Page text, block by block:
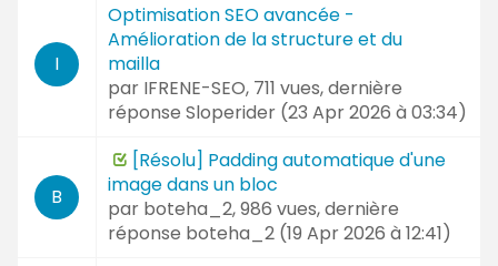
I
Optimisation SEO avancée -
Amélioration de la structure et du
mailla
par IFRENE-SEO, 711 vues, dernière
réponse Sloperider (23 Apr 2026 à 03:34)
B
[Résolu] Padding automatique d'une
image dans un bloc
par boteha_2, 986 vues, dernière
réponse boteha_2 (19 Apr 2026 à 12:41)